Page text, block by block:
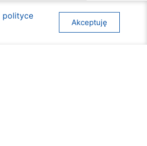
polityce
Akceptuję